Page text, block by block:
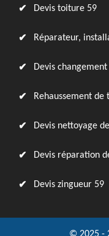
Devis toiture 59
Réparateur,
Devis
Rehaussement de
Devis nettoyage
Devis réparation
Devis zingueur 59